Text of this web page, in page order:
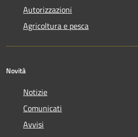
Autorizzazioni
Agricoltura e pesca
Novità
Notizie
Comunicati
Avvisi